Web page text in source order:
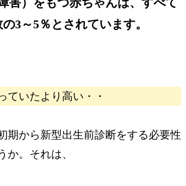
3～5％ とされています。
ていたより高い・・
期から新型出生前診断をする必要性
か。それは、